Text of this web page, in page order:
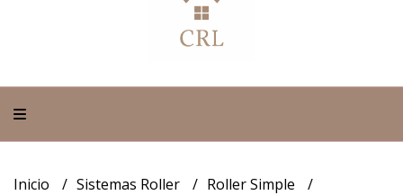
Inicio Sistemas Roller
Roller Simple